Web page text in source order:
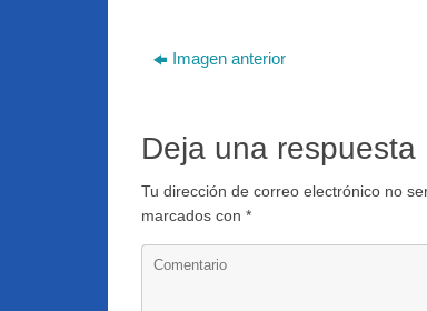
Imagen anterior
Deja una respuesta
Tu dirección de correo electrónico no
marcados con *